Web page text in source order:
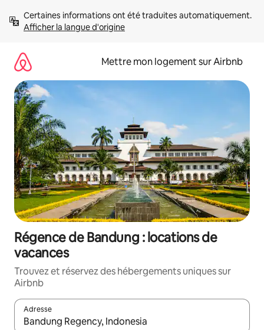
directement
Afficher la langue d'origine
Mettre mon logement sur Airbnb
Régence de Bandung : locations de
vacances
Trouvez et réservez des hébergements uniques sur
Airbnb
Adresse
Lorsque les résultats s'affichent, utilisez les flèches vers le